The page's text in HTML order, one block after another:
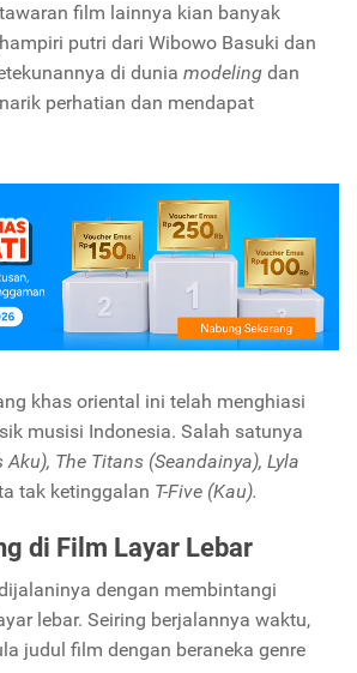
film lainnya kian banyak
putri dari Wibowo Basuki dan
di dunia modeling dan
perhatian dan mendapat
khas oriental ini telah menghiasi
musisi Indonesia. Salah satunya
The Titans (Seandainya), Lyla
tak ketinggalan T-Five (Kau).
di Film Layar Lebar
dengan membintangi
lebar. Seiring berjalannya waktu,
judul film dengan beraneka genre